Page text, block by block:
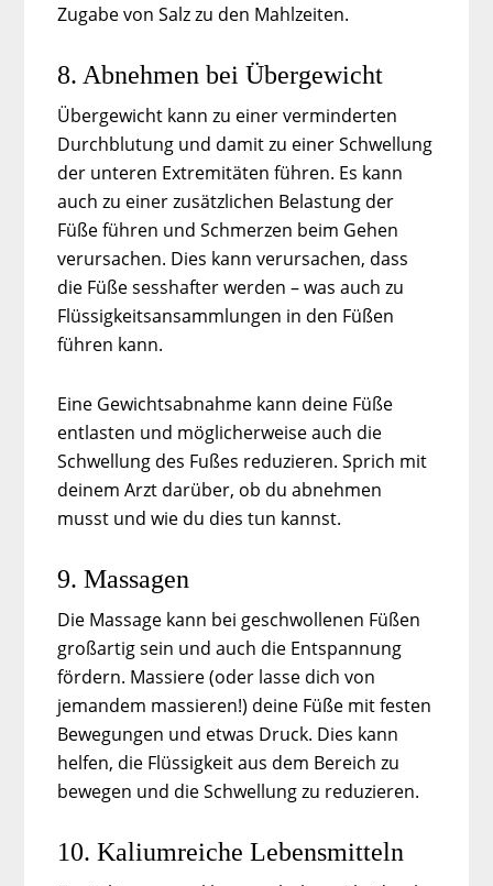
Zugabe von Salz zu den Mahlzeiten.
8. Abnehmen bei Übergewicht
Übergewicht kann zu einer verminderten
Durchblutung und damit zu einer Schwellung
der unteren Extremitäten führen. Es kann
auch zu einer zusätzlichen Belastung der
Füße führen und Schmerzen beim Gehen
verursachen. Dies kann verursachen, dass
die Füße sesshafter werden – was auch zu
Flüssigkeitsansammlungen in den Füßen
führen kann.
Eine Gewichtsabnahme kann deine Füße
entlasten und möglicherweise auch die
Schwellung des Fußes reduzieren. Sprich mit
deinem Arzt darüber, ob du abnehmen
musst und wie du dies tun kannst.
9. Massagen
Die Massage kann bei geschwollenen Füßen
großartig sein und auch die Entspannung
fördern. Massiere (oder lasse dich von
jemandem massieren!) deine Füße mit festen
Bewegungen und etwas Druck. Dies kann
helfen, die Flüssigkeit aus dem Bereich zu
bewegen und die Schwellung zu reduzieren.
10. Kaliumreiche Lebensmitteln